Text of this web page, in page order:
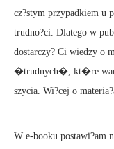
cz?stym przypadkiem u
trudno?ci. Dlatego w
dostarczy? Ci wiedzy o
�trudnych�, kt�re
szycia. Wi?cej o
W e-booku postawi?am